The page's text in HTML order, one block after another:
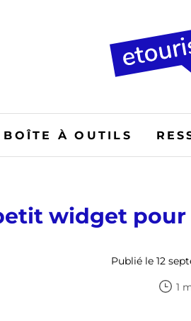
BOÎTE À OUTILS
widget
Publié le 12
1